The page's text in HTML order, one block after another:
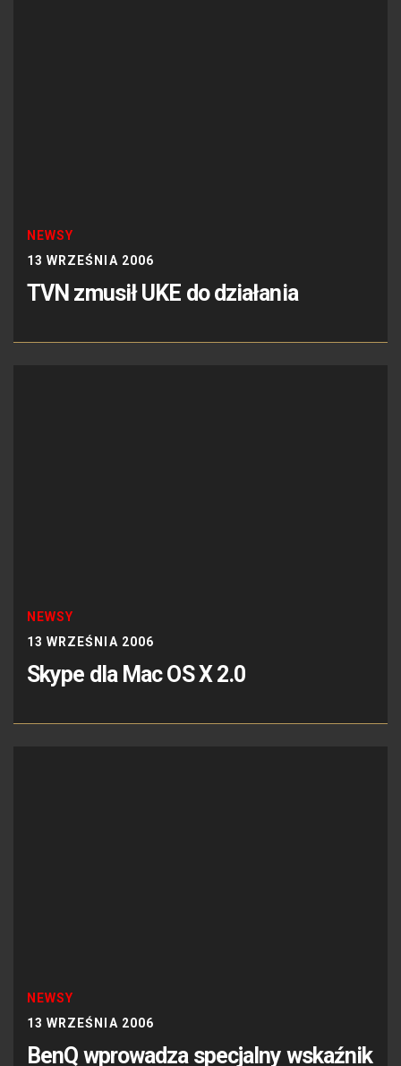
NEWSY
13 WRZEŚNIA 2006
TVN zmusił UKE do działania
NEWSY
13 WRZEŚNIA 2006
Skype dla Mac OS X 2.0
NEWSY
13 WRZEŚNIA 2006
BenQ wprowadza specjalny wskaźnik